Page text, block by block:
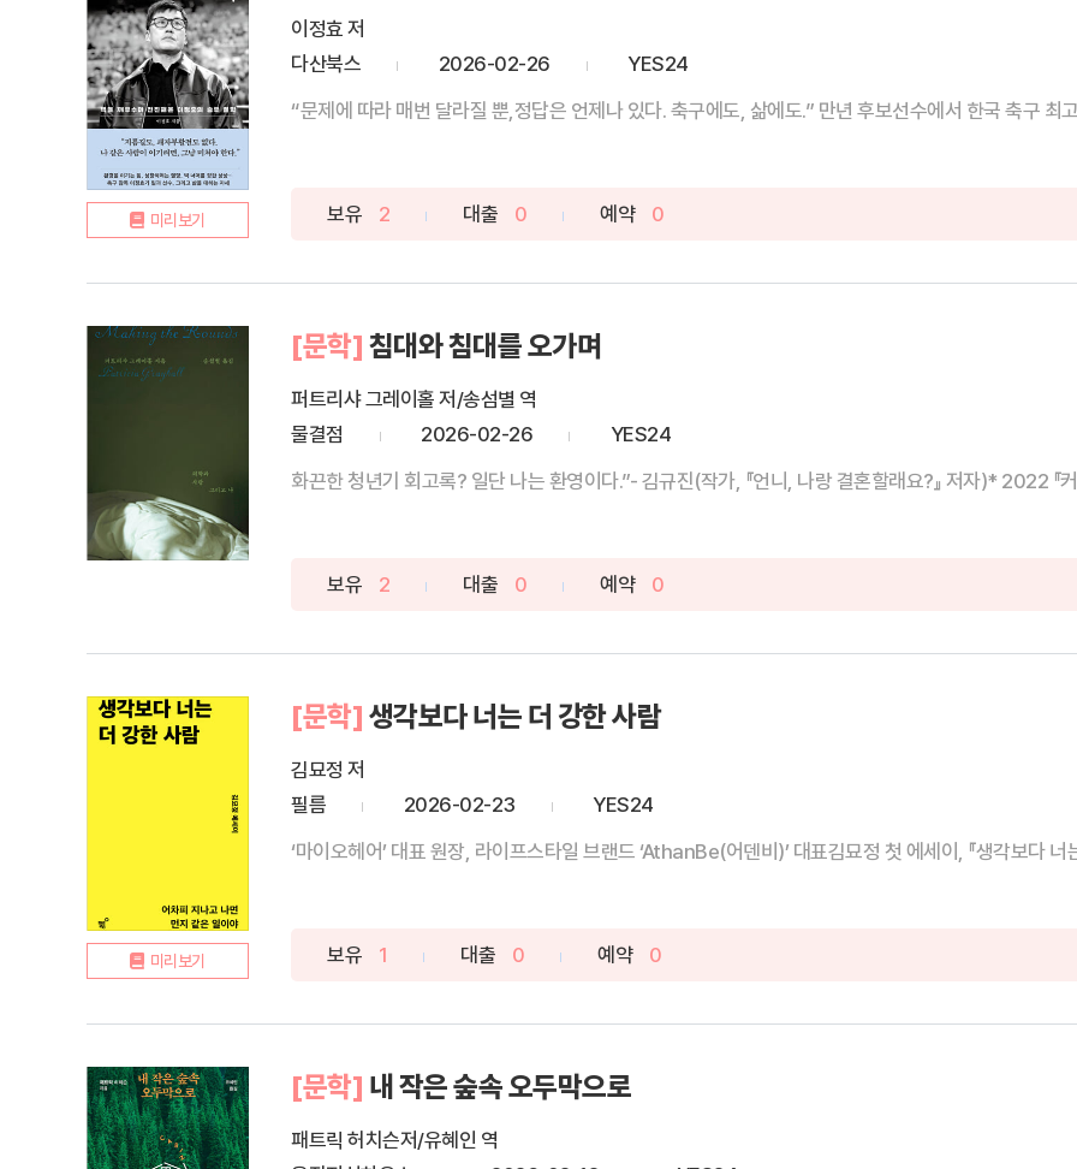
미리보기
이정효 저
다산북스
2026-02-26
YES24
“문제에 따라 매번 달라질 뿐,정답은 언제나 있다. 축구에도, 삶에도.” 만년 후보선수
보유 2 대출 0 예약 0
[문학] 침대와 침대를 오가며
퍼트리샤 그레이홀 저/송섬별 역
물결점
2026-02-26
YES24
화끈한 청년기 회고록? 일단 나는 환영이다.”- 김규진(작가, 『언니, 나랑 결혼할래요?』 저자)* 2022 『
보유 2 대출 0 예약 0
미리보기
[문학] 생각보다 너는 더 강한 사람
김묘정 저
필름
2026-02-23
YES24
‘마이오헤어’ 대표 원장, 라이프스타일 브랜드 ‘AthanBe(어덴비)’ 대표김묘정 첫 에세이, 『생각보다 너
보유 1 대출 0 예약 0
[문학] 내 작은 숲속 오두막으로
패트릭 허치슨저/유혜인 역